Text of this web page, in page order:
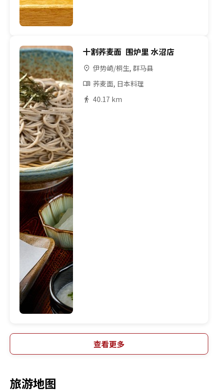
十割荞麦面 围炉里 水沼店
伊势崎/桐生, 群马县
荞麦面, 日本料理
40.17 km
查看更多
旅游地图